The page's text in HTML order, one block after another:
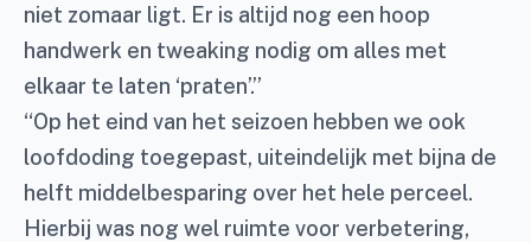
niet zomaar ligt. Er is altijd nog een hoop
handwerk en tweaking nodig om alles met
elkaar te laten ‘praten’.”
“Op het eind van het seizoen hebben we ook
loofdoding toegepast, uiteindelijk met bijna de
helft middelbesparing over het hele perceel.
Hierbij was nog wel ruimte voor verbetering,